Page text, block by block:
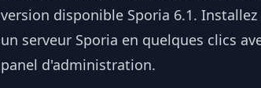
version disponible Sporia 6.1. Installez
un serveur Sporia en quelques clics
panel d'administration.